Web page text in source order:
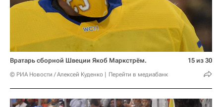
Вратарь сборной Швеции Якоб Маркстрём.
© РИА Новости / Алексей Куденко Перейти в медиабанк
15 из 30